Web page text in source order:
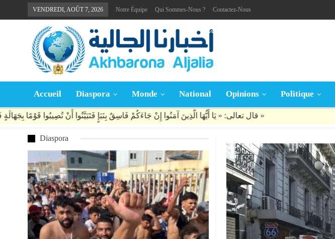
VENDREDI, AOÛT 7, 2026 Notre Équipe Qui Sommes-Nous ? Contactez-Nous
Accueil Diaspora Monde National Opinions Politique
Diaspora